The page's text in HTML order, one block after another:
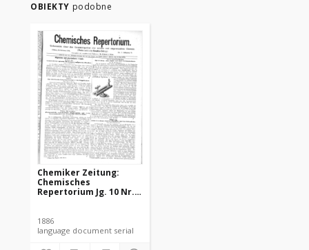
OBIEKTY podobne
Chemiker Zeitung:
Chemisches
Repertorium Jg. 10 Nr. 7
1886
language document serial